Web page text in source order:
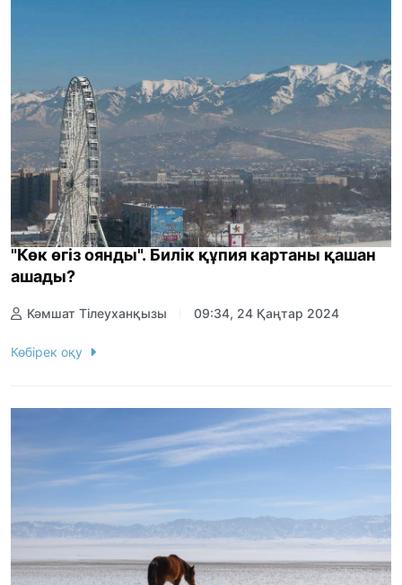
"Көк өгіз оянды". Билік құпия картаны қашан
ашады?
Кәмшат Тілеуханқызы 09:34, 24 Қаңтар 2024
Көбірек оқу